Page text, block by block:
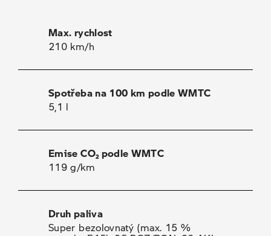
Max. rychlost
210 km/h
Spotřeba na 100 km podle WMTC
5,1 l
Emise CO₂ podle WMTC
119 g/km
Druh paliva
Super bezolovnatý (max. 15 %